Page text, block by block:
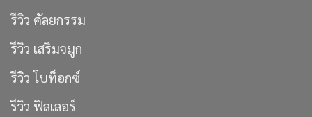
รีวิว ศัลยกรรม
รีวิว เสริมจมูก
รีวิว โบท็อกซ์
รีวิว ฟิลเลอร์